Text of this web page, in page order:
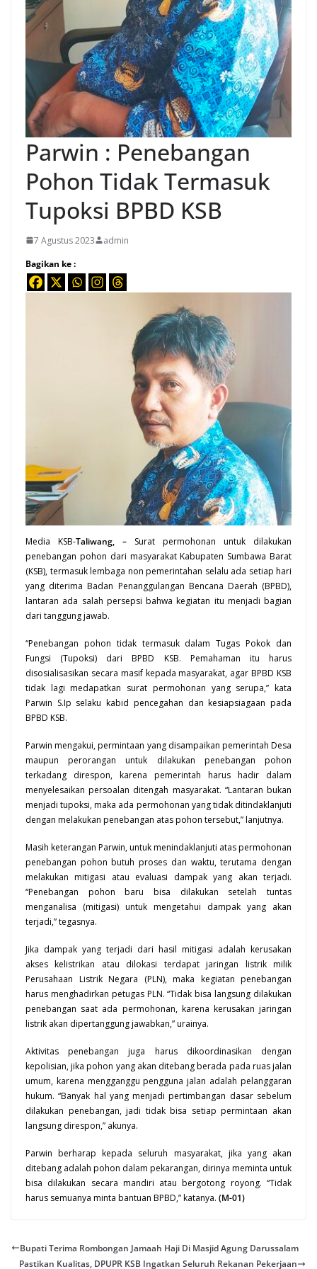
Parwin : Penebangan
Pohon Tidak Termasuk
Tupoksi BPBD KSB
7 Agustus 2023
admin
Bagikan ke :
Media KSB-Taliwang, – Surat permohonan untuk dilakukan
penebangan pohon dari masyarakat Kabupaten Sumbawa Barat
(KSB), termasuk lembaga non pemerintahan selalu ada setiap hari
yang diterima Badan Penanggulangan Bencana Daerah (BPBD),
lantaran ada salah persepsi bahwa kegiatan itu menjadi bagian
dari tanggung jawab.
“Penebangan pohon tidak termasuk dalam Tugas Pokok dan
Fungsi (Tupoksi) dariBPBD KSB. Pemahaman itu harus
disosialisasikan secara masif kepada masyarakat, agar BPBD KSB
tidak lagi medapatkan surat permohonan yang serupa,” kata
Parwin S.Ip selaku kabid pencegahan dan kesiapsiagaan pada
BPBD KSB.
Parwin mengakui, permintaan yang disampaikan pemerintah Desa
maupun perorangan untuk dilakukan penebangan pohon
terkadang direspon, karena pemerintah harus hadir dalam
menyelesaikan persoalan ditengah masyarakat. “Lantaran bukan
menjadi tupoksi, maka ada permohonan yang tidak ditindaklanjuti
dengan melakukan penebangan atas pohon tersebut,” lanjutnya.
Masih keterangan Parwin, untuk menindaklanjuti atas permohonan
penebangan pohon butuh proses dan waktu, terutama dengan
melakukan mitigasi atau evaluasi dampak yang akan terjadi.
“Penebangan pohon baru bisa dilakukan setelah tuntas
menganalisa (mitigasi) untuk mengetahui dampak yang akan
terjadi,” tegasnya.
Jika dampak yang terjadi dari hasil mitigasi adalah kerusakan
akses kelistrikan atau dilokasi terdapat jaringan listrik milik
Perusahaan Listrik Negara (PLN), maka kegiatan penebangan
harus menghadirkan petugas PLN. “Tidak bisa langsung dilakukan
penebangan saat ada permohonan, karena kerusakan jaringan
listrik akan dipertanggung jawabkan,” urainya.
Aktivitas penebangan juga harus dikoordinasikan dengan
kepolisian, jika pohon yang akan ditebang berada pada ruas jalan
umum, karena mengganggu pengguna jalan adalah pelanggaran
hukum. “Banyak hal yang menjadi pertimbangan dasar sebelum
dilakukan penebangan, jadi tidak bisa setiap permintaan akan
langsung direspon,” akunya.
Parwin berharap kepada seluruh masyarakat, jika yang akan
ditebang adalah pohon dalam pekarangan, dirinya meminta untuk
bisa dilakukan secara mandiri atau bergotong royong. “Tidak
harus semuanya minta bantuan BPBD,” katanya. (M-01)
Bupati Terima Rombongan Jamaah Haji Di Masjid Agung Darussalam
Pastikan Kualitas, DPUPR KSB Ingatkan Seluruh Rekanan Pekerjaan